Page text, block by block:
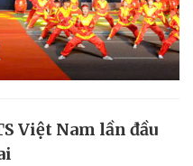
Việt Nam lần đầu